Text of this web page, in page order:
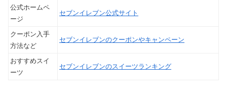
公式ホームペ
ージ
セブンイレブン公式サイト
クーポン入手
方法など
セブンイレブンのクーポンやキャンペーン
おすすめスイ
ーツ
セブンイレブンのスイーツランキング